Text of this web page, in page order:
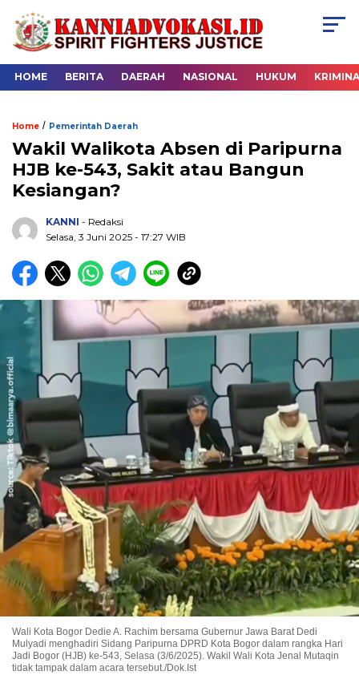
HOME BERITA DAERAH NASIONAL HUKUM
Home / Pemerintah Daerah
Wakil Walikota Absen di Paripurna
HJB ke-543, Sakit atau Bangun
Kesiangan?
KANNI - Redaksi
Selasa, 3 Juni 2025 - 17:27 WIB
Wali Kota Bogor Dedie A. Rachim bersama Gubernur Jawa Barat Dedi
Mulyadi menghadiri Sidang Paripurna DPRD Kota Bogor dalam rangka Hari
Jadi Bogor (HJB) ke-543, Selasa (3/6/2025). Wakil Wali Kota Jenal Mutaqin
tidak tampak dalam acara tersebut./Dok.Ist